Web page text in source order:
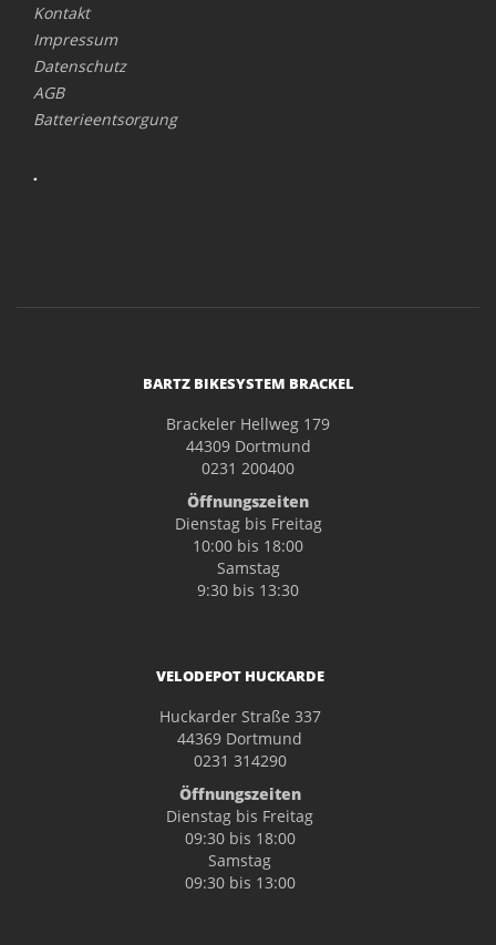
Kontakt
Impressum
Datenschutz
AGB
Batterieentsorgung
.
BARTZ BIKESYSTEM BRACKEL
Brackeler Hellweg 179
44309 Dortmund
0231 200400
Öffnungszeiten
Dienstag bis Freitag
10:00 bis 18:00
Samstag
9:30 bis 13:30
VELODEPOT HUCKARDE
Huckarder Straße 337
44369 Dortmund
0231 314290
Öffnungszeiten
Dienstag bis Freitag
09:30 bis 18:00
Samstag
09:30 bis 13:00